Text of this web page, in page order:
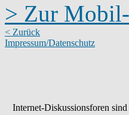
> Zur
< Zurück
Impressum/Datenschutz
Internet-Diskussionsforen